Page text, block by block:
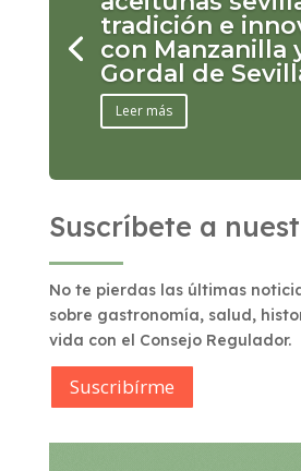
tradición e
con Manzanilla
Gordal de
Leer más
Suscríbete a
No te pierdas las últimas
sobre gastronomía, salud,
vida con el Consejo Regulador.
Suscribírme